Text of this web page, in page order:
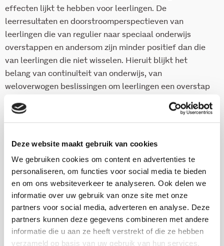
Deze website maakt gebruik van cookies
We gebruiken cookies om content en advertenties te
personaliseren, om functies voor social media te bieden
en om ons websiteverkeer te analyseren. Ook delen we
informatie over uw gebruik van onze site met onze
partners voor social media, adverteren en analyse. Deze
partners kunnen deze gegevens combineren met andere
informatie die u aan ze heeft verstrekt of die ze hebben
verzameld op basis van uw gebruik van hun services.
effecten lijkt te hebben voor leerlingen. De
leerresultaten en doorstroomperspectieven van
leerlingen die van regulier naar speciaal onderwijs
overstappen en andersom zijn minder positief dan die
van leerlingen die niet wisselen. Hieruit blijkt het
belang van continuïteit van onderwijs, van
weloverwogen beslissingen om leerlingen een overstap
leerlingen die toch een wisseling van onderwijsvorm
doormaken.
Behoefte aan inzichten van
langdurige effecten
inzichten in langdurige effecten, verklarende factoren
en de impact van beleidsveranderingen. In het rapport
worden aanbevelingen gedaan voor de praktijk en voor
vervolgonderzoek.